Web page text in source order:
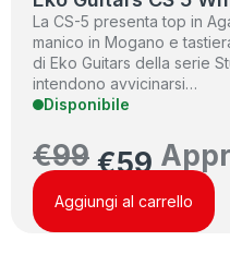
La CS-5 presenta top in
manico in Mogano e
di Eko Guitars della serie
intendono avvicinarsi…
Disponibile
€99 €59
Aggiungi al carrello